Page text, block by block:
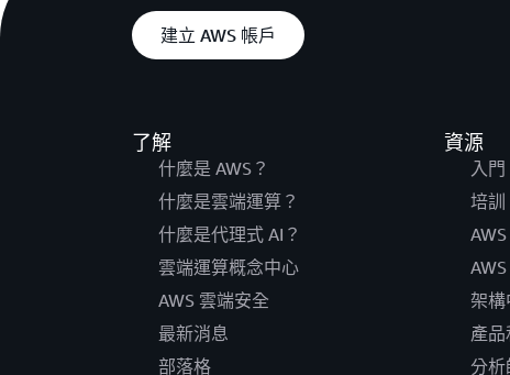
建立 AWS 帳戶
了解
什麼是 AWS？
什麼是雲端運算？
什麼是代理式 AI？
雲端運算概念中心
AWS 雲端安全
最新消息
部落格
資源
入門
培訓
架構
產
分析